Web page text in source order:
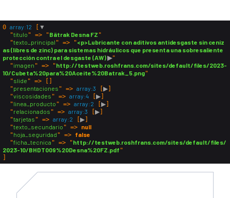
0 array:12
▼
  "
titulo " => "Bätrak Desna FZ "
  "
texto_principal " => "<p>Lubricante con aditivos antidesgaste sin ceniz
as (libres de zinc) para sistemas hidráulicos que presenta una sobresaliente
protección contra el desgaste (AW) ▶"
  "
imagen " => "http://testweb.roshfrans.com/sites/default/files/2023-
10/Cubeta%20para%20Aceite%20Batrak_5.png"
  "
slide " => []
  "
presentaciones " => array:3 ▶
  "
viscosidades " => array:4 ▶
  "
linea_producto " => array:2 ▶
  "
relacionados " => array:3 ▶
  "
tarjetas " => array:2 ▶
  "
texto_secundario " => null
  "
hoja_seguridad " => false
  "
ficha_tecnica " => "http://testweb.roshfrans.com/sites/default/files/
2023-10/BHDT009%20Desna%20FZ.pdf